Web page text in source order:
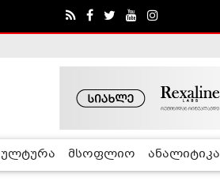
მსოფლიო ანალიტიკა